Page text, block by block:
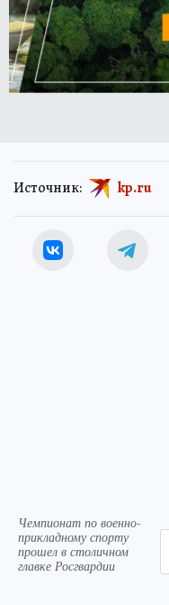
Источник: kp.ru
Чемпионат по военно-
прикладному спорту
прошел в столичном
главке Росгвардии